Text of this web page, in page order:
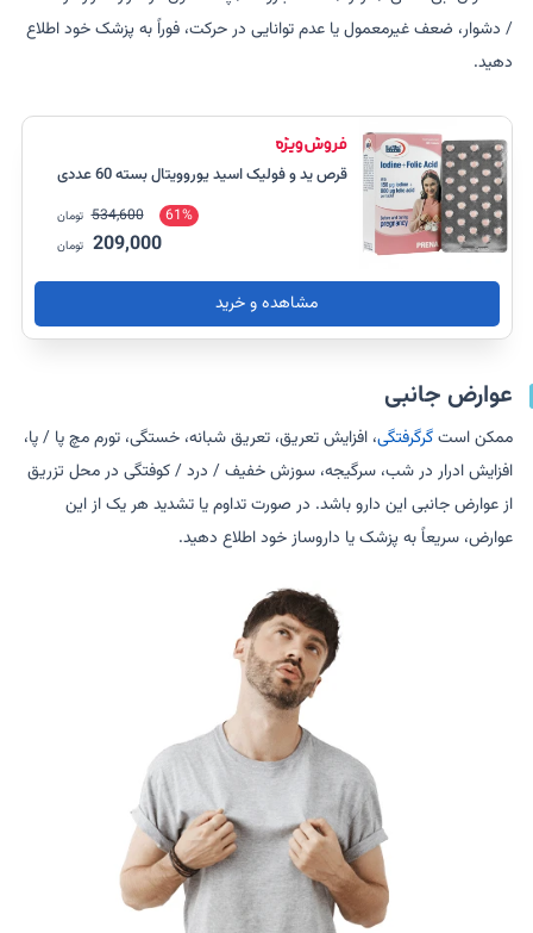
/ دشوار، ضعف غیرمعمول یا عدم توانایی در حرکت، فوراً به پزشک خود اطلاع
دهید.
قرص ید و فولیک اسید یوروویتال بسته 60 عددی
61%
534,600 تومان
209,000 تومان
مشاهده و خرید
عوارض جانبی
ممکن استگرگرفتگی، افزایش تعریق، تعریق شبانه، خستگی، تورم مچ پا / پا،
افزایش ادرار در شب، سرگیجه، سوزش خفیف / درد / کوفتگی در محل تزریق
از عوارض جانبی این دارو باشد. در صورت تداوم یا تشدید هر یک از این
عوارض، سریعاً به پزشک یا داروساز خود اطلاع دهید.